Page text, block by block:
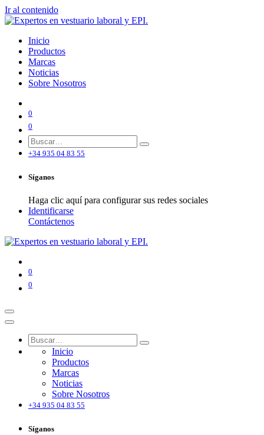
Ir al contenido
Inicio
Productos
Marcas
Noticias
Sobre Nosotros
0
0
+34 935 04 83 55
Síganos
Haga clic aquí para configurar sus redes sociales
Identificarse
Contáctenos
0
0
Inicio
Productos
Marcas
Noticias
Sobre Nosotros
+34 935 04 83 55
Síganos